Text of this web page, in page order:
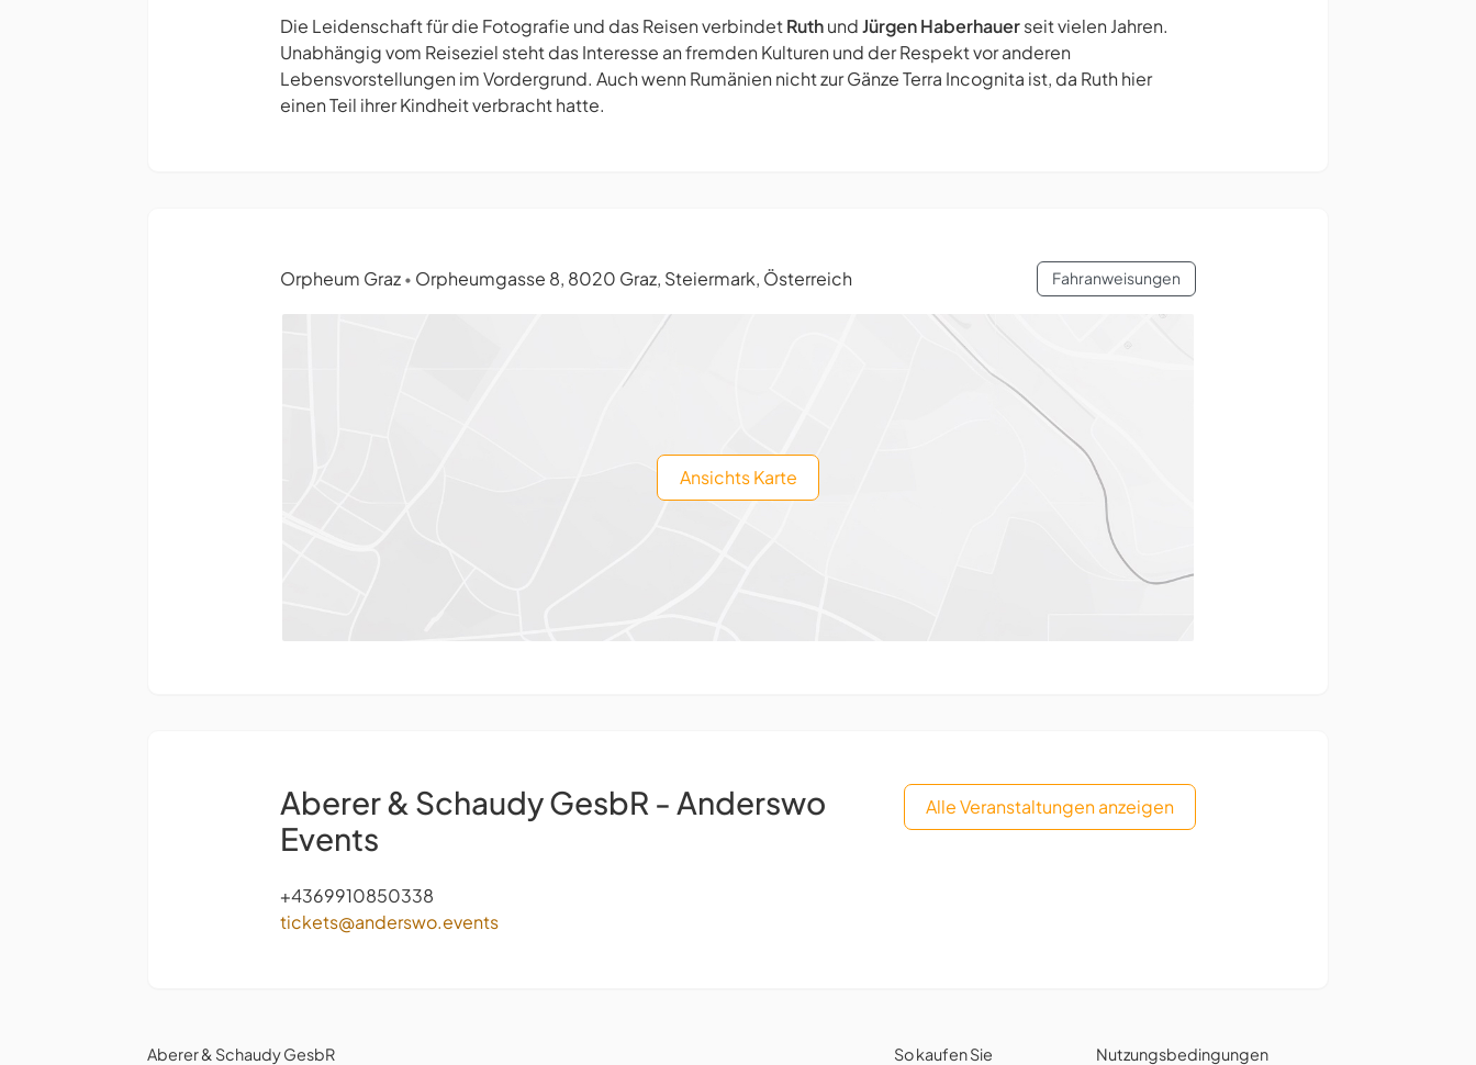
Die Leidenschaft für die Fotografie und das Reisen verbindetRuthundJürgen Haberhauerseit vielen Jahren.
Unabhängig vom Reiseziel steht das Interesse an fremden Kulturen und der Respekt vor anderen
Lebensvorstellungen im Vordergrund. Auch wenn Rumänien nicht zur Gänze Terra Incognita ist, da Ruth hier
einen Teil ihrer Kindheit verbracht hatte.
Orpheum Graz • Orpheumgasse 8, 8020 Graz, Steiermark, Österreich Fahranweisungen
Ansichts Karte
Aberer & Schaudy GesbR - Anderswo
Events
+4369910850338
tickets@anderswo.events
Alle Veranstaltungen anzeigen
Aberer & Schaudy GesbR So kaufen Sie Nutzungsbedingungen